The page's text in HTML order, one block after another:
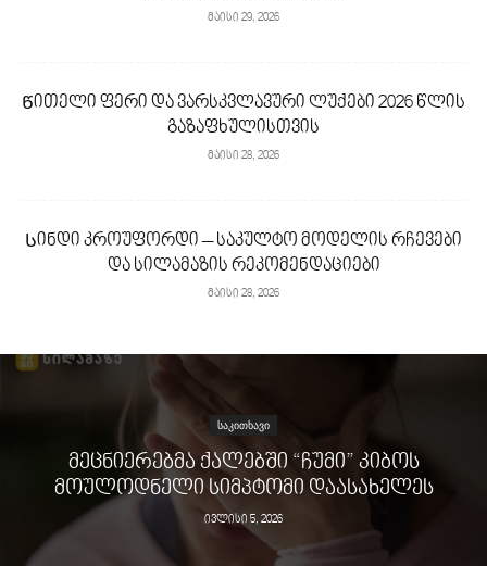
მაისი 29, 2026
Წითელი ფერი და ვარსკვლავური ლუქები 2026 წლის
გაზაფხულისთვის
მაისი 28, 2026
Სინდი კროუფორდი – საკულტო მოდელის რჩევები
და სილამაზის რეკომენდაციები
მაისი 28, 2026
ᲡᲐᲙᲘᲗᲮᲐᲕᲘ
ᲛᲔᲪᲜᲘᲔᲠᲔᲑᲛᲐ ᲥᲐᲚᲔᲑᲨᲘ “ᲩᲣᲛᲘ” ᲙᲘᲑᲝᲡ
ᲛᲝᲣᲚᲝᲓᲜᲔᲚᲘ ᲡᲘᲛᲞᲢᲝᲛᲘ ᲓᲐᲐᲡᲐᲮᲔᲚᲔᲡ
ივლისი 5, 2026